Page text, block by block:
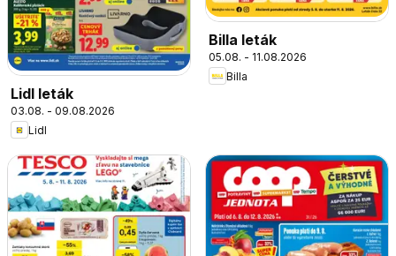
Lidl leták
03.08. - 09.08.2026
Lidl
Billa leták
05.08. - 11.08.2026
Billa